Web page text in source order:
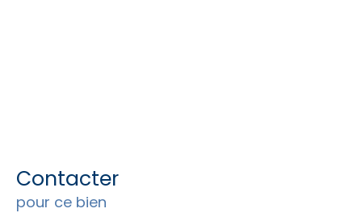
Contacter
pour ce bien